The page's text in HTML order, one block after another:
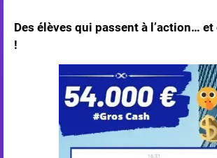
Des élèves qui passent à l’action…
!